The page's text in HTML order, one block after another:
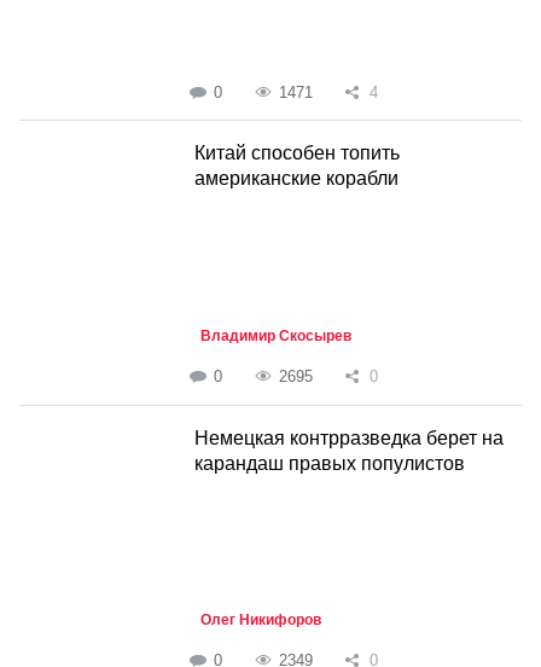
0 1471 4
Китай способен топить
американские корабли
Владимир Скосырев
0 2695 0
Немецкая контрразведка берет на
карандаш правых популистов
Олег Никифоров
0 2349 0